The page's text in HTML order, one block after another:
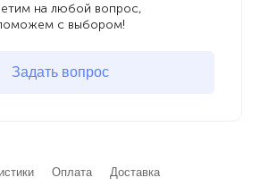
Оплата Доставка
на любой вопрос,
с выбором!
Задать вопрос